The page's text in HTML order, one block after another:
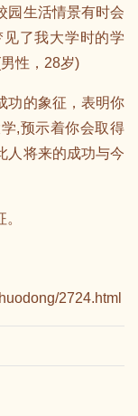
园生活情景有时会
了我大学时的学
性，28岁)
的象征，表明你
,预示着你会取得
人将来的成功与今
2724.html